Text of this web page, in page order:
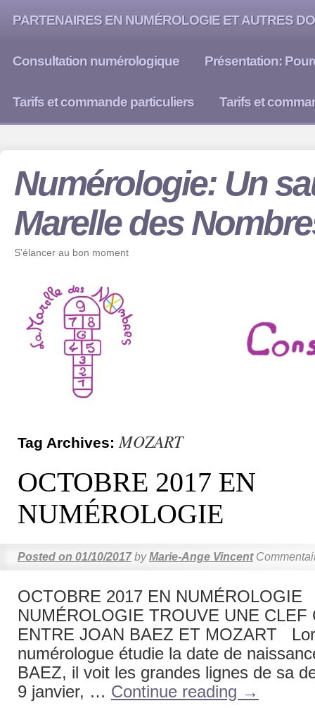
PARTENAIRES EN NUMÉROLOGIE ET AUTRES
Consultation numérologique Présentation:
Tarifs et commande particuliers Tarifs et
Numérologie: Un
Marelle des
S'élancer au bon moment
Tag Archives: MOZART
OCTOBRE 2017 EN
NUMÉROLOGIE
Posted on 01/10/2017 by Marie-Ange Vincent
OCTOBRE 2017 EN NUMÉROLOGIE
NUMÉROLOGIE TROUVE UNE CLEF
ENTRE JOAN BAEZ ET MOZART
numérologue étudie la date de
BAEZ, il voit les grandes lignes de sa
9 janvier, … Continue reading →